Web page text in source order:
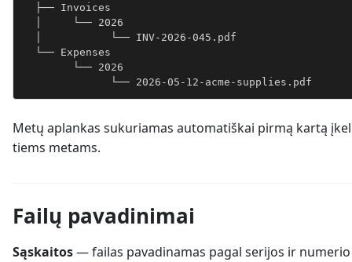
  ├── Invoices
  │     └── 2026
  │           └── INV-2026-045.pdf
  └── Expenses
        └── 2026
              └── 2026-05-12-acme-supplies.pdf
Metų aplankas sukuriamas automatiškai pirmą kartą
tiems metams.
Failų pavadinimai
Sąskaitos— failas pavadinamas pagal serijos ir